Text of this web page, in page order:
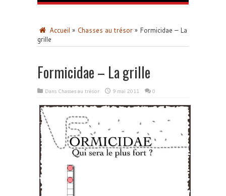
Accueil » Chasses au trésor » Formicidae – La
grille
Formicidae – La grille
Dans Chasses au trésor 9 mai 2011 0